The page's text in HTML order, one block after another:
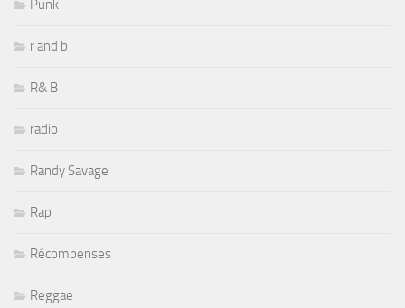
Punk
r and b
R& B
radio
Randy Savage
Rap
Récompenses
Reggae